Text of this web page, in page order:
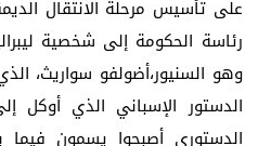
على تأسيس مرحلة الانتقال
رئاسة الحكومة إلى شخصية
وهو السنيور،أضولفو سواريث،
الدستور الإسباني الذي أوكل
الدستوري أصبحوا يسمون فيما